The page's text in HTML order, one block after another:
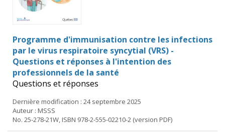
Programme d'immunisation contre les infections
par le virus respiratoire syncytial (VRS) -
Questions et réponses à l'intention des
professionnels de la santé
Questions et réponses
Dernière modification : 24 septembre 2025
Auteur : MSSS
No. 25-278-21W, ISBN 978-2-555-02210-2 (version PDF)